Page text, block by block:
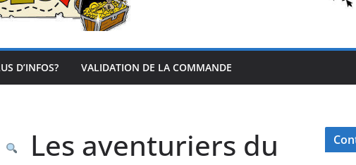
D’INFOS? VALIDATION DE LA COMMANDE
Les aventuriers du